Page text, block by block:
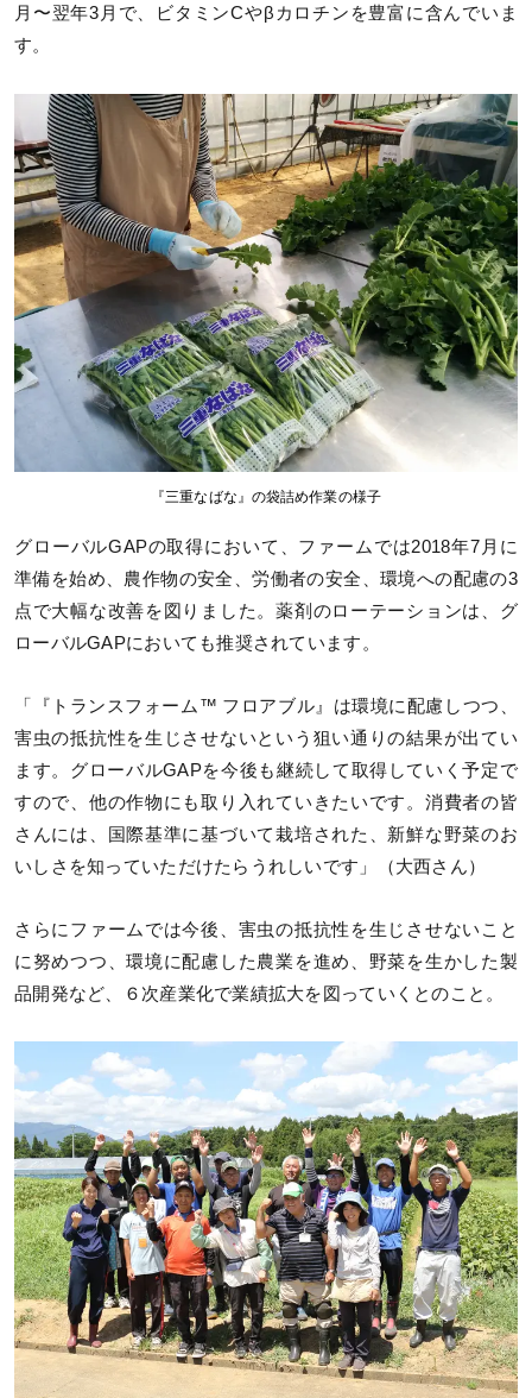
月〜翌年3月で、ビタミンCやβカロチンを豊富に含んでいま
す。
『三重なばな』の袋詰め作業の様子
グローバルGAPの取得において、ファームでは2018年7月に
準備を始め、農作物の安全、労働者の安全、環境への配慮の3
点で大幅な改善を図りました。薬剤のローテーションは、グ
ローバルGAPにおいても推奨されています。
「『トランスフォーム™ フロアブル』は環境に配慮しつつ、
害虫の抵抗性を生じさせないという狙い通りの結果が出てい
ます。グローバルGAPを今後も継続して取得していく予定で
すので、他の作物にも取り入れていきたいです。消費者の皆
さんには、国際基準に基づいて栽培された、新鮮な野菜のお
いしさを知っていただけたらうれしいです」（大西さん）
さらにファームでは今後、害虫の抵抗性を生じさせないこと
に努めつつ、環境に配慮した農業を進め、野菜を生かした製
品開発など、６次産業化で業績拡大を図っていくとのこと。